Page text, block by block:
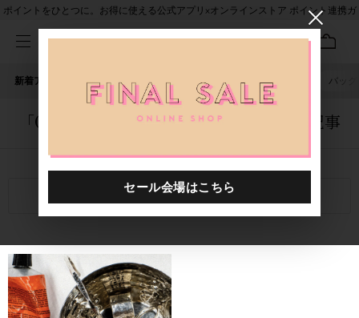
ポイントをひとつに。お得に使える公式アプリ×オンラインストア ポイント連携ガ
新着アイテム 人気ワード セール 40th限定 バッグ
「0000014.8880690.0001」に関する記事
関連キーワード